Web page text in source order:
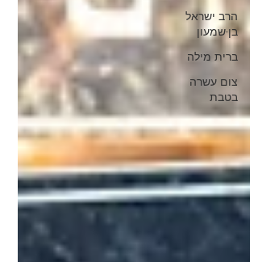
הרב ישראל
בן-שמעון
ברית מילה
צום עשרה
בטבת